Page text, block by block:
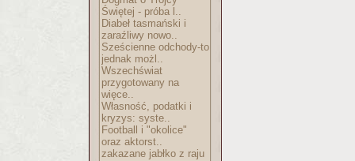
Świętej - próba l..
Diabeł tasmański i
zaraźliwy nowo..
Sześcienne odchody-to
jednak możl..
Wszechświat
przygotowany na
więce..
Własność, podatki i
kryzys: syste..
Football i "okolice"
oraz aktorst..
zakazane jabłko z raju